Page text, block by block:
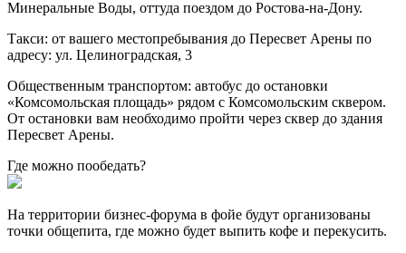
Минеральные Воды, оттуда поездом до Ростова-на-Дону.
Такси: от вашего местопребывания до Пересвет Арены по
адресу: ул. Целиноградская, 3
Общественным транспортом: автобус до остановки
«Комсомольская площадь» рядом с Комсомольским сквером.
От остановки вам необходимо пройти через сквер до здания
Пересвет Арены.
Где можно пообедать?
На территории бизнес-форума в фойе будут организованы
точки общепита, где можно будет выпить кофе и перекусить.